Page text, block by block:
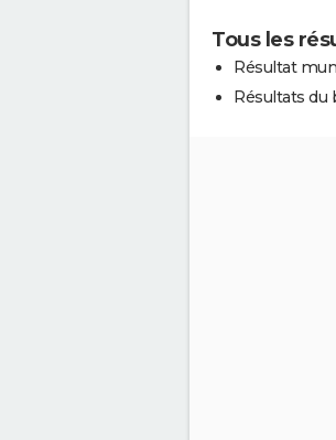
Tous les
Résultat
Résultats du